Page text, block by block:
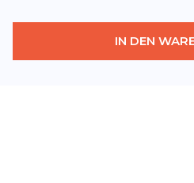
IN DEN